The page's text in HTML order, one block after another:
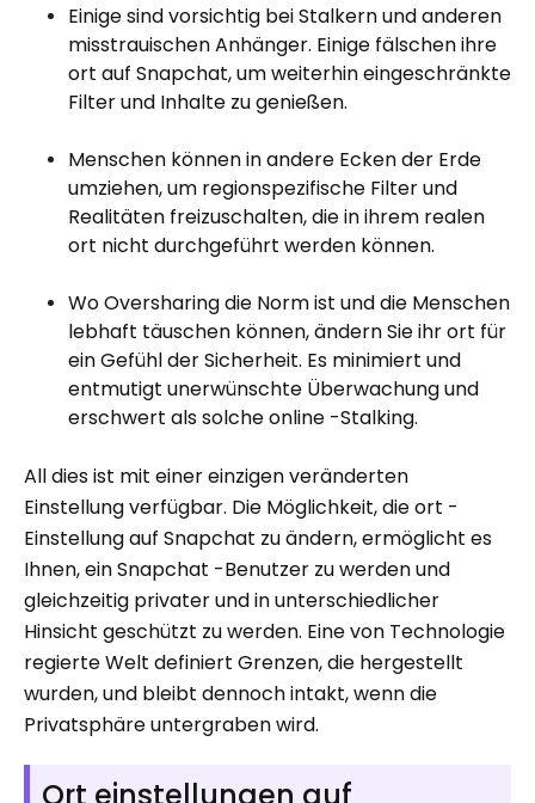
Einige sind vorsichtig bei Stalkern und anderen
misstrauischen Anhänger. Einige fälschen ihre
ort auf Snapchat, um weiterhin eingeschränkte
Filter und Inhalte zu genießen.
Menschen können in andere Ecken der Erde
umziehen, um regionspezifische Filter und
Realitäten freizuschalten, die in ihrem realen
ort nicht durchgeführt werden können.
Wo Oversharing die Norm ist und die Menschen
lebhaft täuschen können, ändern Sie ihr ort für
ein Gefühl der Sicherheit. Es minimiert und
entmutigt unerwünschte Überwachung und
erschwert als solche online -Stalking.
All dies ist mit einer einzigen veränderten
Einstellung verfügbar. Die Möglichkeit, die ort -
Einstellung auf Snapchat zu ändern, ermöglicht es
Ihnen, ein Snapchat -Benutzer zu werden und
gleichzeitig privater und in unterschiedlicher
Hinsicht geschützt zu werden. Eine von Technologie
regierte Welt definiert Grenzen, die hergestellt
wurden, und bleibt dennoch intakt, wenn die
Privatsphäre untergraben wird.
Ort einstellungen auf